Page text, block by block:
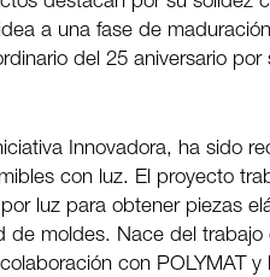
a una fase de
del 25 aniversario
Innovadora, ha sido
con luz. El proyecto
luz para obtener piezas
moldes. Nace del
con POLYMAT y